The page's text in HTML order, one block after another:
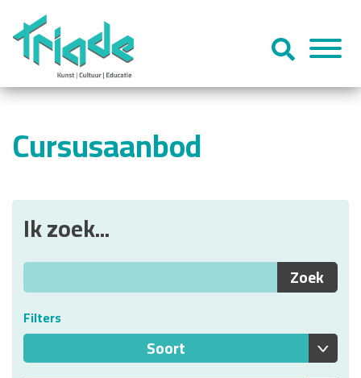
Cursusaanbod
Ik zoek...
Filters